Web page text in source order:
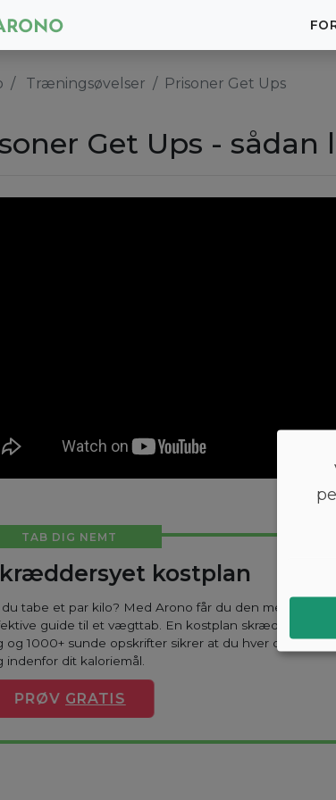
Træningsøvelser Prisoner Get Ups
Get Ups -
TAB DIG NEMT
kostplan
du tabe et par kilo? Med Arono får du den mest
guide til et vægttab. En kostplan skræddersyes til
og 1000+ sunde opskrifter sikrer at du hver dag
indenfor dit kaloriemål.
PRØV GRATIS